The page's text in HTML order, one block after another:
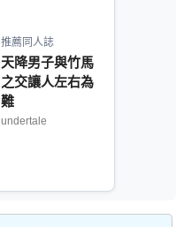
推薦同人誌
天降男子與竹馬
之交讓人左右為
難
undertale